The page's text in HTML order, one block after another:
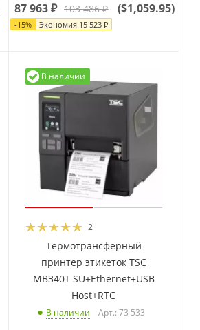
87 963₽ 103 486₽
-15% Экономия 15 523 ₽
($1,059.95)
В наличии
2
Термотрансферный
принтер этикеток TSC
MB340T SU+Ethernet+USB
Host+RTC
В наличии Арт.: 73 533